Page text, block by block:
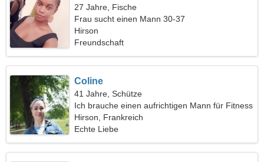
27 Jahre, Fische
Frau sucht einen Mann 30-37
Hirson
Freundschaft
Coline
41 Jahre, Schütze
Ich brauche einen aufrichtigen Mann für Fitness
Hirson, Frankreich
Echte Liebe